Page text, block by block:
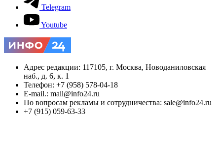
Telegram
Youtube
Адрес редакции: 117105, г. Москва, Новоданиловская
наб., д. 6, к. 1
Телефон: +7 (958) 578-04-18
E-mail.: mail@info24.ru
По вопросам рекламы и сотрудничества: sale@info24.ru
+7 (915) 059-63-33